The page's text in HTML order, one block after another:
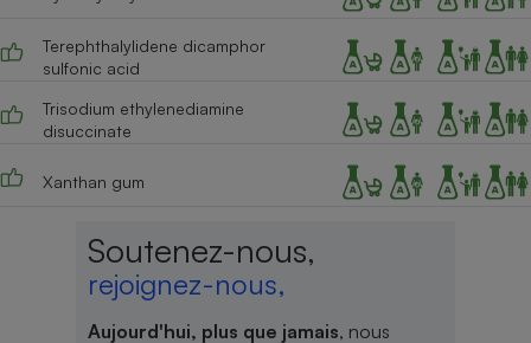
Terephthalylidene dicamphor
sulfonic acid
Trisodium ethylenediamine
disuccinate
Xanthan gum
Soutenez-nous,
rejoignez-nous,
Aujourd'hui, plus que jamais, nous